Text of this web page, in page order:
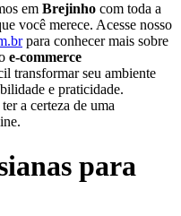
em Brejinho com toda a
você merece. Acesse nosso
para conhecer mais sobre
e-commerce
transformar seu ambiente
e praticidade.
ter a certeza de uma
para